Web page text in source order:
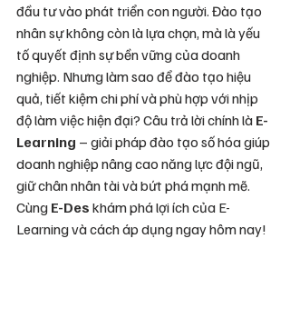
đầu tư vào phát triển con người. Đào tạo
nhân sự không còn là lựa chọn, mà là yếu
tố quyết định sự bền vững của doanh
nghiệp. Nhưng làm sao để đào tạo hiệu
quả, tiết kiệm chi phí và phù hợp với nhịp
độ làm việc hiện đại? Câu trả lời chính là E-
Learning – giải pháp đào tạo số hóa giúp
doanh nghiệp nâng cao năng lực đội ngũ,
giữ chân nhân tài và bứt phá mạnh mẽ.
Cùng E-Des khám phá lợi ích của E-
Learning và cách áp dụng ngay hôm nay!